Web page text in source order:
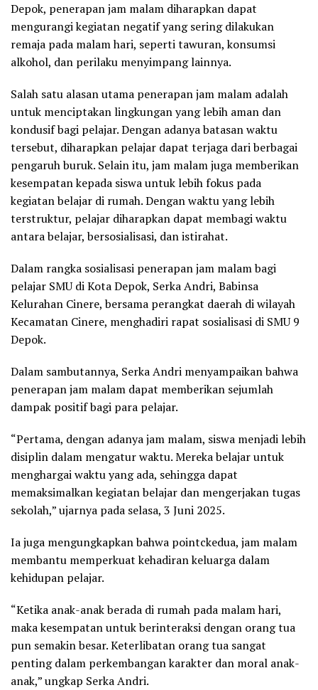
Depok, penerapan jam malam diharapkan dapat
mengurangi kegiatan negatif yang sering dilakukan
remaja pada malam hari, seperti tawuran, konsumsi
alkohol, dan perilaku menyimpang lainnya.
Salah satu alasan utama penerapan jam malam adalah
untuk menciptakan lingkungan yang lebih aman dan
kondusif bagi pelajar. Dengan adanya batasan waktu
tersebut, diharapkan pelajar dapat terjaga dari berbagai
pengaruh buruk. Selain itu, jam malam juga memberikan
kesempatan kepada siswa untuk lebih fokus pada
kegiatan belajar di rumah. Dengan waktu yang lebih
terstruktur, pelajar diharapkan dapat membagi waktu
antara belajar, bersosialisasi, dan istirahat.
Dalam rangka sosialisasi penerapan jam malam bagi
pelajar SMU di Kota Depok, Serka Andri, Babinsa
Kelurahan Cinere, bersama perangkat daerah di wilayah
Kecamatan Cinere, menghadiri rapat sosialisasi di SMU 9
Depok.
Dalam sambutannya, Serka Andri menyampaikan bahwa
penerapan jam malam dapat memberikan sejumlah
dampak positif bagi para pelajar.
“Pertama, dengan adanya jam malam, siswa menjadi lebih
disiplin dalam mengatur waktu. Mereka belajar untuk
menghargai waktu yang ada, sehingga dapat
memaksimalkan kegiatan belajar dan mengerjakan tugas
sekolah,” ujarnya pada selasa, 3 Juni 2025.
Ia juga mengungkapkan bahwa pointckedua, jam malam
membantu memperkuat kehadiran keluarga dalam
kehidupan pelajar.
“Ketika anak-anak berada di rumah pada malam hari,
maka kesempatan untuk berinteraksi dengan orang tua
pun semakin besar. Keterlibatan orang tua sangat
penting dalam perkembangan karakter dan moral anak-
anak,” ungkap Serka Andri.